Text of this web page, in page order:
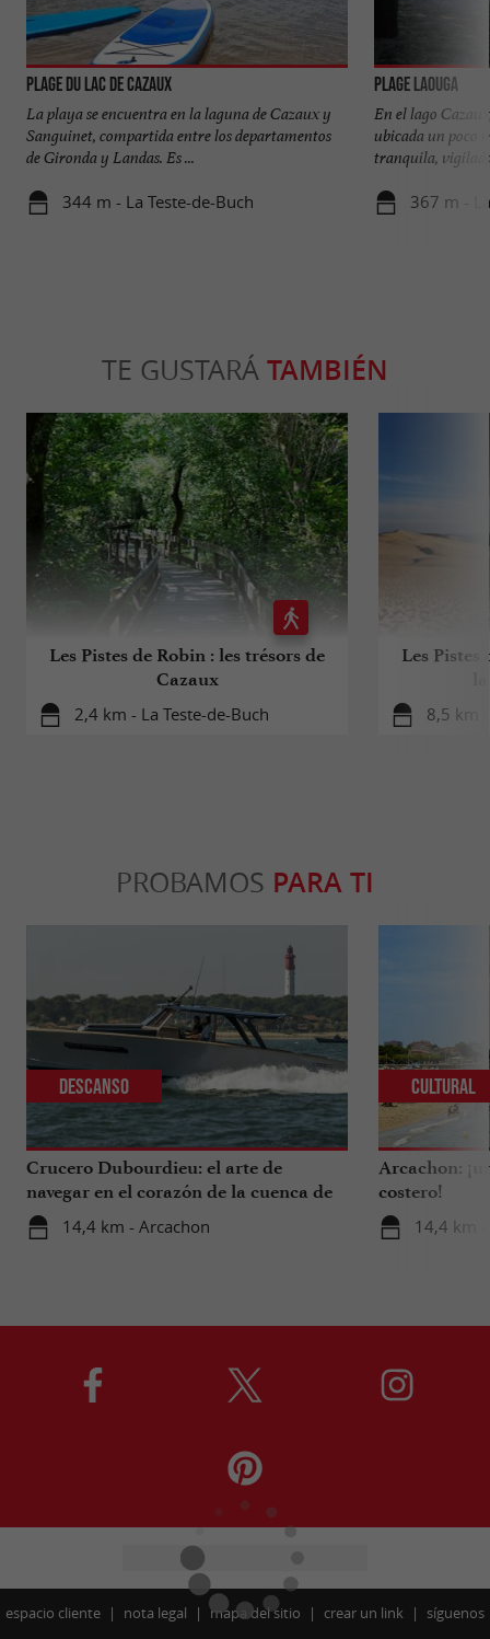
Plage du lac de Cazaux
La playa se encuentra en la laguna de Cazaux y
Sanguinet, compartida entre los departamentos
de Gironda y Landas. Es ...
344 m - La Teste-de-Buch
Plage Laouga
En el lago
ubicada un poco
tranquila,
367 m -
TE GUSTARÁ TAMBIÉN
Les Pistes de Robin : les trésors de
Cazaux
2,4 km - La Teste-de-Buch
Les Pistes
8,5 km
PROBAMOS PARA TI
Crucero Dubourdieu: el arte de
navegar en el corazón de la cuenca de
Arcachon.
14,4 km - Arcachon
Descanso
Arcachon:
costero!
14,4 km
Cultural
espacio cliente nota legal mapa del sitio crear un link
síguenos